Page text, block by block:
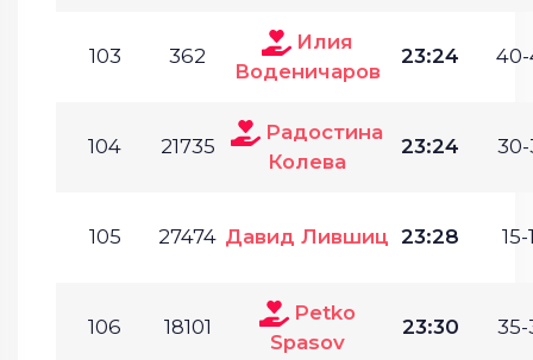
103 362
Илия
Воденичаров
23:24 40-
104 21735
Радостина
Колева
23:24 30-
105 27474 Давид Лившиц 23:28 15-
106 18101
Petko
Spasov
23:30 35-